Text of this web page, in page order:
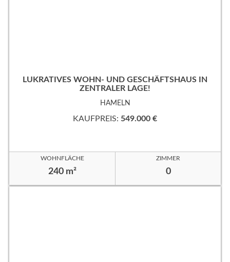
LUKRATIVES WOHN- UND GESCHÄFTSHAUS IN
ZENTRALER LAGE!
HAMELN
KAUFPREIS: 549.000 €
WOHNFLÄCHE
240 m²
ZIMMER
0